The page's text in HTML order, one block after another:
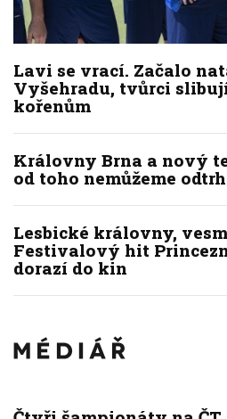
Lavi se vrací. Začalo
Vyšehradu, tvůrci
kořenům
Královny Brna a nový
od toho nemůžeme
Lesbické královny,
Festivalový hit
dorazí do kin